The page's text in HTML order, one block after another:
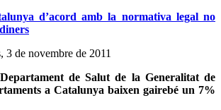
d’acord amb la normativa legal no
3 de novembre de 2011
de Salut de la Generalitat de
a Catalunya baixen gairebé un 7%